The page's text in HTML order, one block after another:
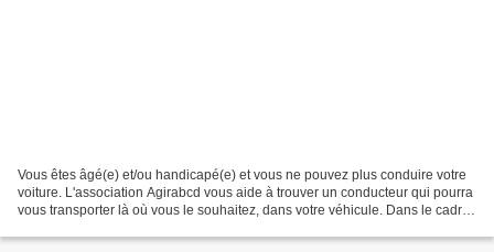
Vous êtes âgé(e) et/ou handicapé(e) et vous ne pouvez plus conduire votre
voiture. L'association Agirabcd vous aide à trouver un conducteur qui pourra
vous transporter là où vous le souhaitez, dans votre véhicule. Dans le cadre